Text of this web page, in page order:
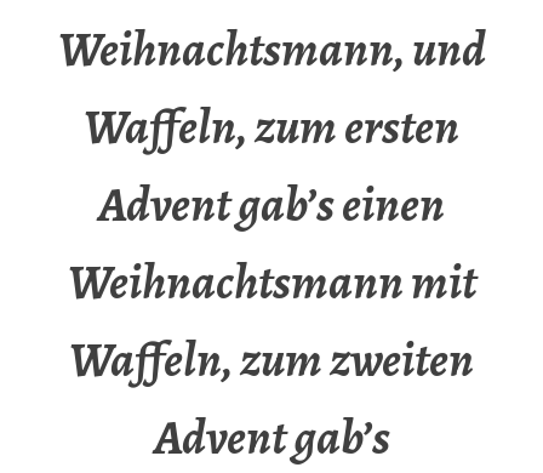
Weihnachtsmann, und
Waffeln, zum ersten
Advent gab’s einen
Weihnachtsmann mit
Waffeln, zum zweiten
Advent gab’s